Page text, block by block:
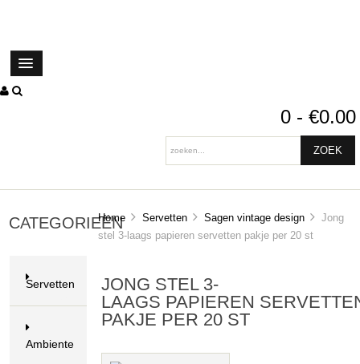
0 - €0.00
CATEGORIEËN
Servetten
Ambiente
Home Servetten Sagen vintage design
Jong
stel 3-laags papieren servetten pakje per 20 st
JONG STEL 3-
LAAGS PAPIEREN
PAKJE PER 20 ST